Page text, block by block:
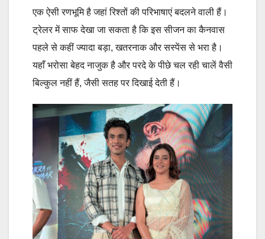
एक ऐसी रणभूमि है जहां रिश्तों की परिभाषाएं बदलने वाली हैं।
ट्रेलर में साफ देखा जा सकता है कि इस सीजन का कैनवास
पहले से कहीं ज्यादा बड़ा, खतरनाक और सस्पेंस से भरा है।
यहाँ भरोसा बेहद नाजुक है और परदे के पीछे चल रही चालें वैसी
बिल्कुल नहीं हैं, जैसी सतह पर दिखाई देती हैं।